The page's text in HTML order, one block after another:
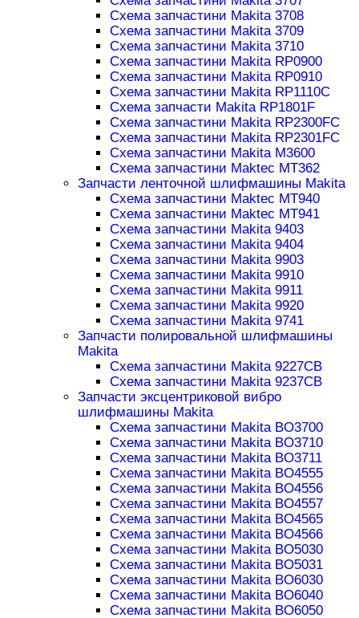
Схема запчастини Makita 3708
Схема запчастини Makita 3709
Схема запчастини Makita 3710
Схема запчастини Makita RP0900
Схема запчастини Makita RP0910
Схема запчастини Makita RP1110C
Схема запчасти Makita RP1801F
Схема запчастини Makita RP2300FC
Схема запчастини Makita RP2301FC
Схема запчастини Makita M3600
Схема запчастини Maktec MT362
Запчасти ленточной шлифмашины Makita
Схема запчастини Maktec MT940
Схема запчастини Maktec MT941
Схема запчастини Makita 9403
Схема запчастини Makita 9404
Схема запчастини Makita 9903
Схема запчастини Makita 9910
Схема запчастини Makita 9911
Схема запчастини Makita 9920
Схема запчастини Makita 9741
Запчасти полировальной шлифмашины
Makita
Схема запчастини Makita 9227CB
Схема запчастини Makita 9237CB
Запчасти эксцентриковой вибро
шлифмашины Makita
Схема запчастини Makita BO3700
Схема запчастини Makita BO3710
Схема запчастини Makita BO3711
Схема запчастини Makita BO4555
Схема запчастини Makita BO4556
Схема запчастини Makita BO4557
Схема запчастини Makita BO4565
Схема запчастини Makita BO4566
Схема запчастини Makita BO5030
Схема запчастини Makita BO5031
Схема запчастини Makita BO6030
Схема запчастини Makita BO6040
Схема запчастини Makita BO6050